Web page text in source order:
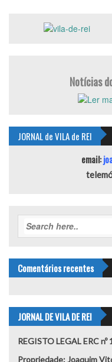
Notícias
JORNAL de VILA de REI
email:
Comentários recentes
JORNAL DE VILA DE REI
REGISTO LEGAL ERC nº
Propriedade: Joaquim